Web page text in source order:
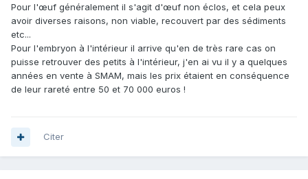
Pour l'œuf généralement il s'agit d'œuf non éclos, et cela peux
avoir diverses raisons, non viable, recouvert par des sédiments
etc...
Pour l'embryon à l'intérieur il arrive qu'en de très rare cas on
puisse retrouver des petits à l'intérieur, j'en ai vu il y a quelques
années en vente à SMAM, mais les prix étaient en conséquence
de leur rareté entre 50 et 70 000 euros !
Citer